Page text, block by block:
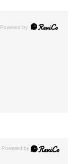
Powered by